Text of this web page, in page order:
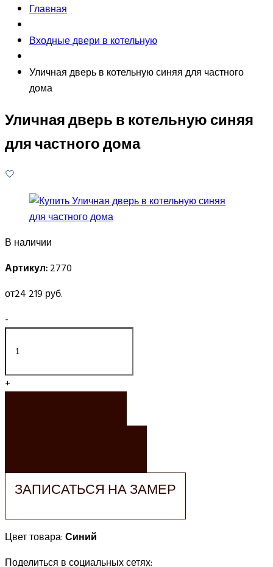
Главная
Входные двери в котельную
Уличная дверь в котельную синяя для частного
дома
Уличная дверь в котельную синяя
для частного дома
В наличии
Артикул:2770
от24 219 руб.
-
+
ЗАПИСАТЬСЯ НА ЗАМЕР
Цвет товара:Синий
Поделиться в социальных сетях: